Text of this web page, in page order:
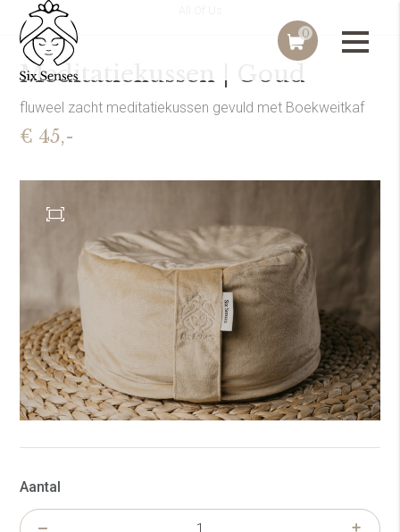
0
Meditatiekussen | Goud
fluweel zacht meditatiekussen gevuld met Boekweitkaf
€ 45,-
Aantal